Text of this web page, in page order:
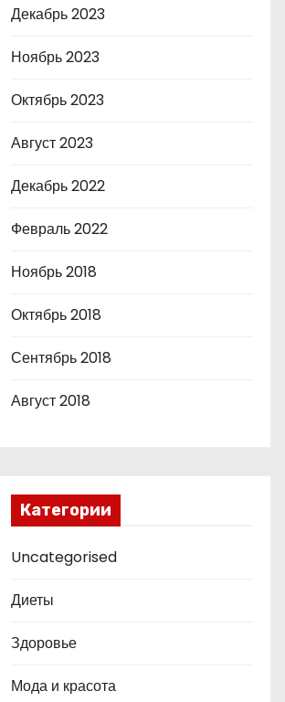
Декабрь 2023
Ноябрь 2023
Октябрь 2023
Август 2023
Декабрь 2022
Февраль 2022
Ноябрь 2018
Октябрь 2018
Сентябрь 2018
Август 2018
Категории
Uncategorised
Диеты
Здоровье
Мода и красота